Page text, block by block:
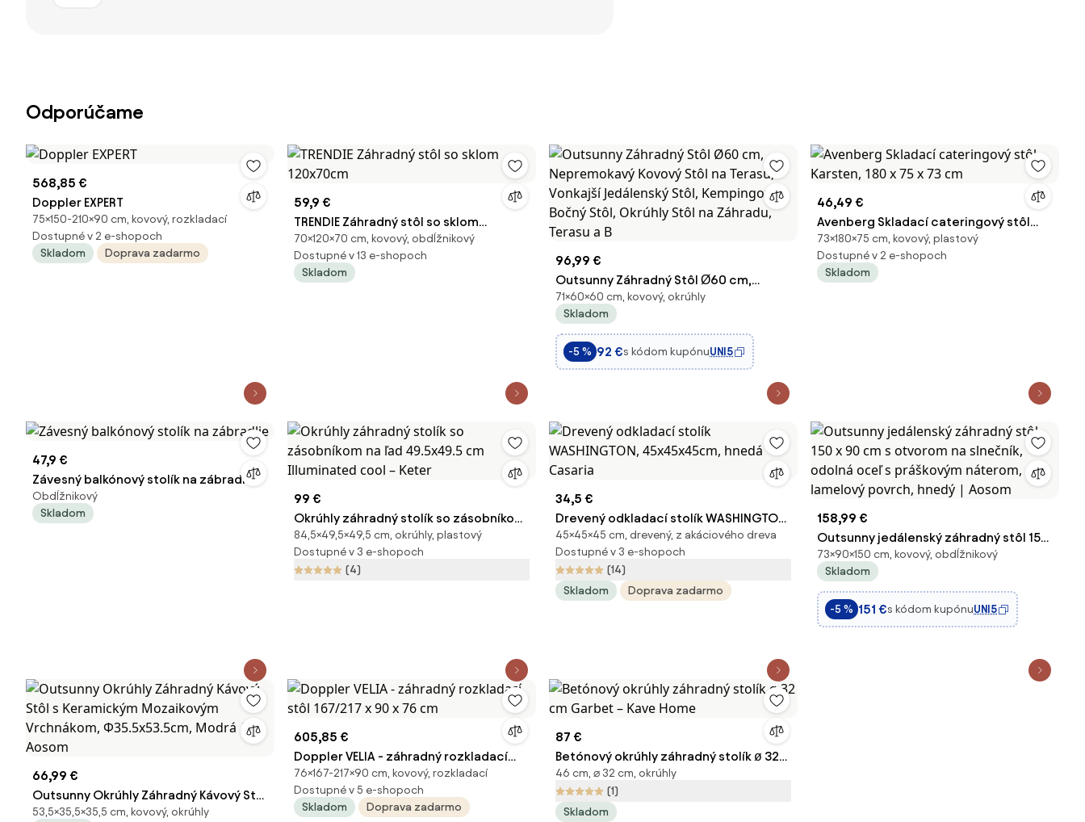
Odporúčame
568,85 €
Doppler EXPERT
75×150-210×90 cm, kovový, rozkladací
Dostupné v 2 e-shopoch
Skladom
Doprava zadarmo
59,9 €
TRENDIE Záhradný stôl so sklom
120x70cm
70×120×70 cm, kovový, obdĺžnikový
Dostupné v 13 e-shopoch
Skladom
96,99 €
Outsunny Záhradný Stôl Ø60 cm,
Nepremokavý Kovový Stôl na Terasu,
Vonkajší Jedálenský Stôl, Kempingový
Bočný Stôl, Okrúhly Stôl na Záhradu,
Terasu a B
71×60×60 cm, kovový, okrúhly
Skladom
-5 % 92 €s kódom kupónuUNI5
46,49 €
Avenberg Skladací cateringový stôl
Karsten, 180 x 75 x 73 cm
73×180×75 cm, kovový, plastový
Dostupné v 2 e-shopoch
Skladom
47,9 €
Závesný balkónový stolík na zábradlie
Obdĺžnikový
Skladom
99 €
Okrúhly záhradný stolík so zásobníkom
na ľad 49.5x49.5 cm Illuminated cool –
Keter
84,5×49,5×49,5 cm, okrúhly, plastový
Dostupné v 3 e-shopoch
(4)
34,5 €
Drevený odkladací stolík WASHINGTON,
45x45x45cm, hnedá Casaria
45×45×45 cm, drevený, z akáciového dreva
Dostupné v 3 e-shopoch
(14)
Skladom
Doprava zadarmo
158,99 €
Outsunny jedálenský záhradný stôl 150
x 90 cm s otvorom na slnečník, odolná
oceľ s práškovým náterom, lamelový
povrch, hnedý | Aosom
73×90×150 cm, kovový, obdĺžnikový
Skladom
-5 % 151 €s kódom kupónuUNI5
66,99 €
Outsunny Okrúhly Záhradný Kávový Stôl
s Keramickým Mozaikovým Vrchnákom,
53,5×35,5×35,5 cm, kovový, okrúhly
605,85 €
Doppler VELIA - záhradný rozkladací
stôl 167/217 x 90 x 76 cm
76×167-217×90 cm, kovový, rozkladací
Dostupné v 5 e-shopoch
Skladom
Doprava zadarmo
87 €
Betónový okrúhly záhradný stolík ø 32
cm Garbet – Kave Home
46 cm, ⌀ 32 cm, okrúhly
(1)
Skladom